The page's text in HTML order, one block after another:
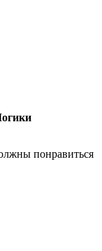
понравиться